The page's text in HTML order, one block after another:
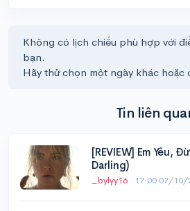
Không có lịch chiếu phù hợp với
bạn.
Hãy thử chọn một ngày khác hoặc
Tin liên
[REVIEW] Em Yêu,
Darling)
_bylyy16 · 17:00 07/10/